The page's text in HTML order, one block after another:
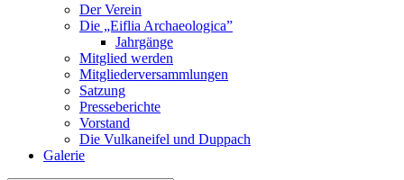
Der Verein
Die „Eiflia Archaeologica”
Jahrgänge
Mitglied werden
Mitgliederversammlungen
Satzung
Presseberichte
Vorstand
Die Vulkaneifel und Duppach
Galerie